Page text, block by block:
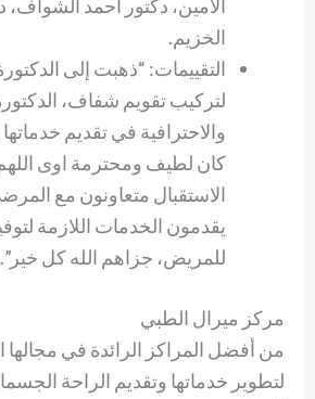
الأمين، دكتور أحمد الشواف،
الخزيم.
التقييمات: “ذهبت إلى
لتركيب تقويم شفاف،
والاحترافية في تقديم خدماتها
كان لطيف ومحترمة اوى اللهم
الاستقبال متعاونون مع
يقدمون الخدمات اللازمة
للمريض، جزاهم الله كل خير”.
مركز ميرال الطبي
من أفضل المراكز الرائدة في
لتطوير خدماتها وتقديم الراحة